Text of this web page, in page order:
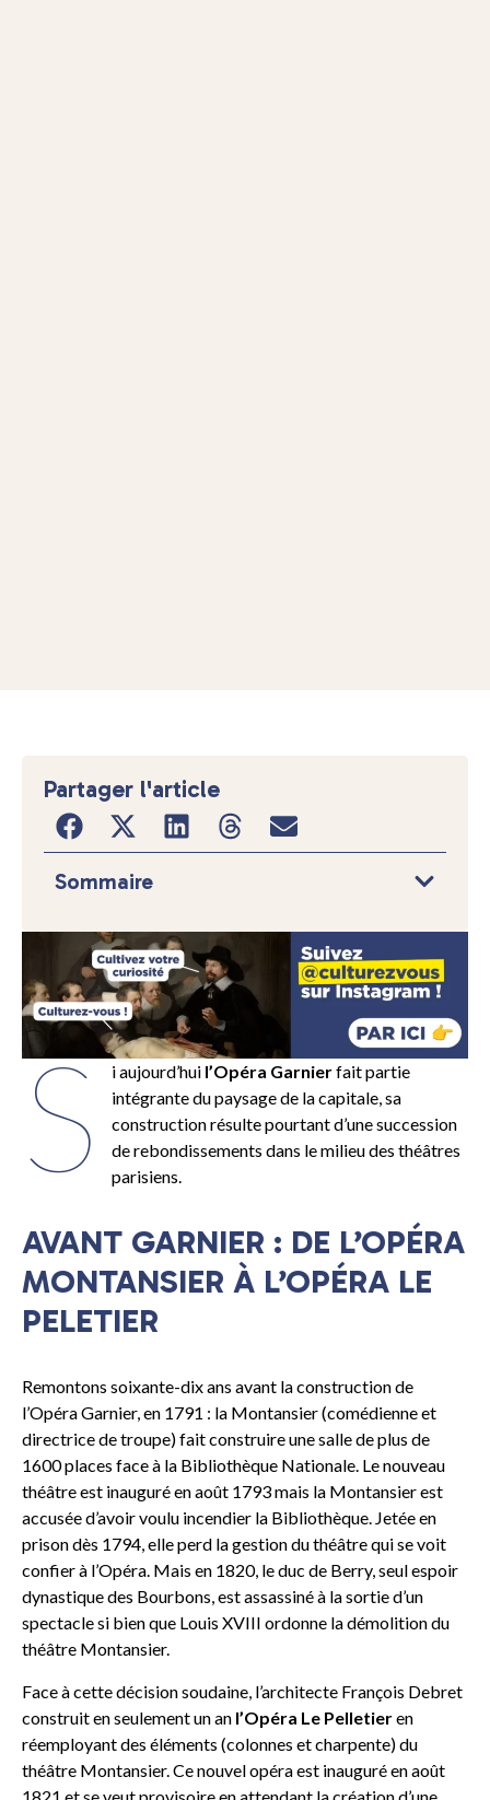
S i aujourd’hui l’Opéra Garnierfait partie
intégrante du paysage de la capitale, sa
construction résulte pourtant d’une succession
de rebondissements dans le milieu des théâtres
parisiens.
AVANT GARNIER : DE L’OPÉRA
MONTANSIER À L’OPÉRA LE
PELETIER
Remontons soixante-dix ans avant la construction de
l’Opéra Garnier, en 1791 : la Montansier (comédienne et
directrice de troupe) fait construire une salle de plus de
1600 places face à la Bibliothèque Nationale. Le nouveau
théâtre est inauguré en août 1793 mais la Montansier est
accusée d’avoir voulu incendier la Bibliothèque. Jetée en
prison dès 1794, elle perd la gestion du théâtre qui se voit
confier à l’Opéra. Mais en 1820, le duc de Berry, seul espoir
dynastique des Bourbons, est assassiné à la sortie d’un
spectacle si bien que Louis XVIII ordonne la démolition du
théâtre Montansier.
Face à cette décision soudaine, l’architecte François Debret
construit en seulement un an l’Opéra Le Pelletieren
réemployant des éléments (colonnes et charpente) du
théâtre Montansier. Ce nouvel opéra est inauguré en août
1821 et se veut provisoire en attendant la création d’une
Partager l'article
Sommaire